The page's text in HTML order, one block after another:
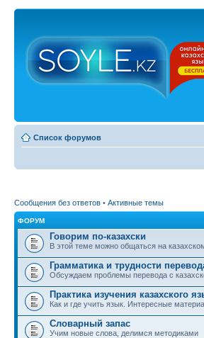
Список форумов
Сообщения без ответов • Активные темы
ФОРУМ
Говорим по-казахски
В этой теме можно общаться на
Грамматика и трудности
Обсуждаем проблемы перевода с
Практика изучения казахского
Как и где учить язык. Интересные
Словарный запас
Учим новые слова, делимся методиками